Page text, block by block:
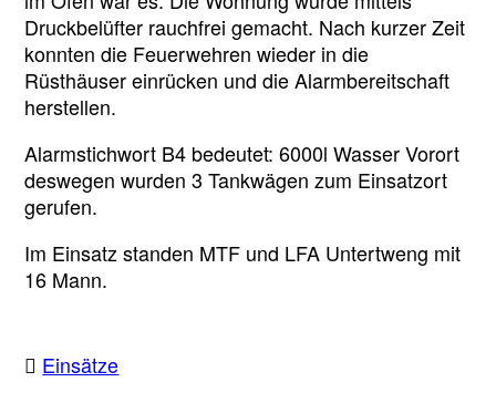
Druckbelüfter rauchfrei gemacht. Nach kurzer Zeit
konnten die Feuerwehren wieder in die
Rüsthäuser einrücken und die Alarmbereitschaft
herstellen.
Alarmstichwort B4 bedeutet: 6000l Wasser Vorort
deswegen wurden 3 Tankwägen zum Einsatzort
gerufen.
Im Einsatz standen MTF und LFA Untertweng mit
16 Mann.
Einsätze